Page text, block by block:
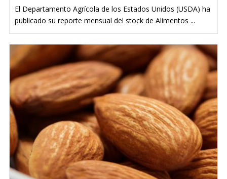
El Departamento Agrícola de los Estados Unidos (USDA) ha
publicado su reporte mensual del stock de Alimentos ...